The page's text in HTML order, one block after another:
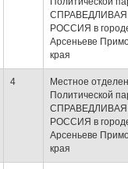
СПРАВЕДЛИВАЯ
РОССИЯ в
Арсеньеве
края
4
Местное
Политической
СПРАВЕДЛИВАЯ
РОССИЯ в
Арсеньеве
края